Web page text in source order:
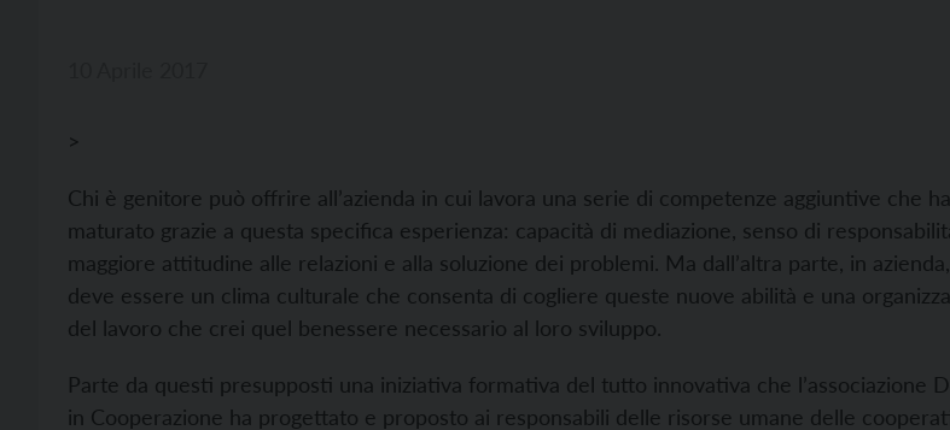
>
Chi è genitore può offrire all’azienda in cui lavora una serie di competenze aggiuntive che ha
maturato grazie a questa specifica esperienza: capacità di mediazione, senso di
maggiore attitudine alle relazioni e alla soluzione dei problemi. Ma dall’altra parte, in
deve essere un clima culturale che consenta di cogliere queste nuove abilità e una
del lavoro che crei quel benessere necessario al loro sviluppo.
Parte da questi presupposti una iniziativa formativa del tutto innovativa che l’associazione
in Cooperazione ha progettato e proposto ai responsabili delle risorse umane delle